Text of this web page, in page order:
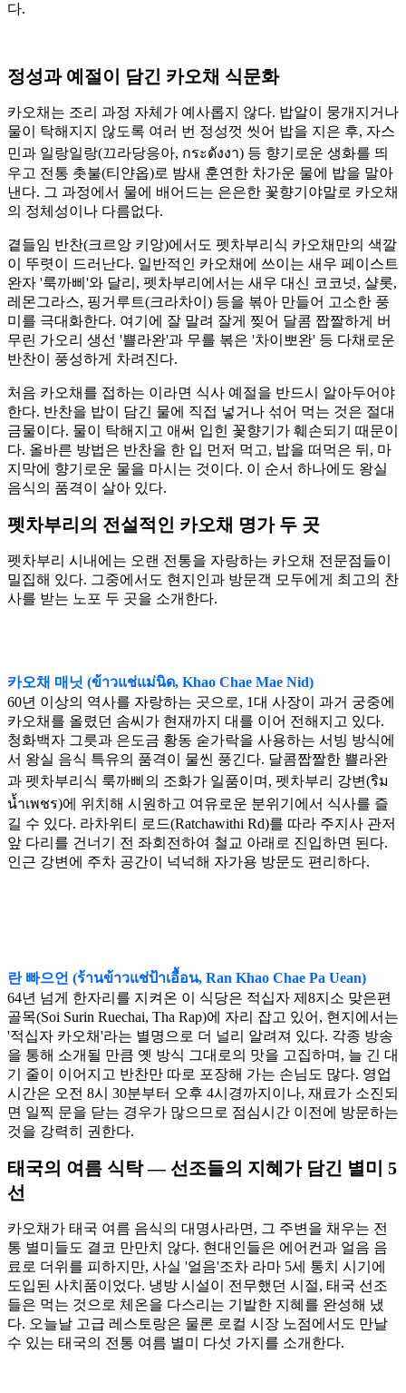
다.
정성과 예절이 담긴 카오채 식문화
카오채는 조리 과정 자체가 예사롭지 않다. 밥알이 뭉개지거나
물이 탁해지지 않도록 여러 번 정성껏 씻어 밥을 지은 후, 자스
민과 일랑일랑(끄라당응아, กระดังงา) 등 향기로운 생화를 띄
우고 전통 촛불(티얀옵)로 밤새 훈연한 차가운 물에 밥을 말아
낸다. 그 과정에서 물에 배어드는 은은한 꽃향기야말로 카오채
의 정체성이나 다름없다.
곁들임 반찬(크르앙 키앙)에서도 펫차부리식 카오채만의 색깔
이 뚜렷이 드러난다. 일반적인 카오채에 쓰이는 새우 페이스트
완자 '룩까삐'와 달리, 펫차부리에서는 새우 대신 코코넛, 샬롯,
레몬그라스, 핑거루트(크라차이) 등을 볶아 만들어 고소한 풍
미를 극대화한다. 여기에 잘 말려 잘게 찢어 달콤 짭짤하게 버
무린 가오리 생선 '쁠라완'과 무를 볶은 '차이뽀완' 등 다채로운
반찬이 풍성하게 차려진다.
처음 카오채를 접하는 이라면 식사 예절을 반드시 알아두어야
한다. 반찬을 밥이 담긴 물에 직접 넣거나 섞어 먹는 것은 절대
금물이다. 물이 탁해지고 애써 입힌 꽃향기가 훼손되기 때문이
다. 올바른 방법은 반찬을 한 입 먼저 먹고, 밥을 떠먹은 뒤, 마
지막에 향기로운 물을 마시는 것이다. 이 순서 하나에도 왕실
음식의 품격이 살아 있다.
펫차부리의 전설적인 카오채 명가 두 곳
펫차부리 시내에는 오랜 전통을 자랑하는 카오채 전문점들이
밀집해 있다. 그중에서도 현지인과 방문객 모두에게 최고의 찬
사를 받는 노포 두 곳을 소개한다.
카오채 매닛 (ข้าวแช่แม่นิด, Khao Chae Mae Nid)
60년 이상의 역사를 자랑하는 곳으로, 1대 사장이 과거 궁중에
카오채를 올렸던 솜씨가 현재까지 대를 이어 전해지고 있다.
청화백자 그릇과 은도금 황동 숟가락을 사용하는 서빙 방식에
서 왕실 음식 특유의 품격이 물씬 풍긴다. 달콤짭짤한 쁠라완
과 펫차부리식 룩까삐의 조화가 일품이며, 펫차부리 강변(ริม
น้ำเพชร)에 위치해 시원하고 여유로운 분위기에서 식사를 즐
길 수 있다. 라차위티 로드(Ratchawithi Rd)를 따라 주지사 관저
앞 다리를 건너기 전 좌회전하여 철교 아래로 진입하면 된다.
인근 강변에 주차 공간이 넉넉해 자가용 방문도 편리하다.
란 빠으언 (ร้านข้าวแช่ป้าเอื้อน, Ran Khao Chae Pa Uean)
64년 넘게 한자리를 지켜온 이 식당은 적십자 제8지소 맞은편
골목(Soi Surin Ruechai, Tha Rap)에 자리 잡고 있어, 현지에서는
'적십자 카오채'라는 별명으로 더 널리 알려져 있다. 각종 방송
을 통해 소개될 만큼 옛 방식 그대로의 맛을 고집하며, 늘 긴 대
기 줄이 이어지고 반찬만 따로 포장해 가는 손님도 많다. 영업
시간은 오전 8시 30분부터 오후 4시경까지이나, 재료가 소진되
면 일찍 문을 닫는 경우가 많으므로 점심시간 이전에 방문하는
것을 강력히 권한다.
태국의 여름 식탁 — 선조들의 지혜가 담긴 별미 5
선
카오채가 태국 여름 음식의 대명사라면, 그 주변을 채우는 전
통 별미들도 결코 만만치 않다. 현대인들은 에어컨과 얼음 음
료로 더위를 피하지만, 사실 '얼음'조차 라마 5세 통치 시기에
도입된 사치품이었다. 냉방 시설이 전무했던 시절, 태국 선조
들은 먹는 것으로 체온을 다스리는 기발한 지혜를 완성해 냈
다. 오늘날 고급 레스토랑은 물론 로컬 시장 노점에서도 만날
수 있는 태국의 전통 여름 별미 다섯 가지를 소개한다.